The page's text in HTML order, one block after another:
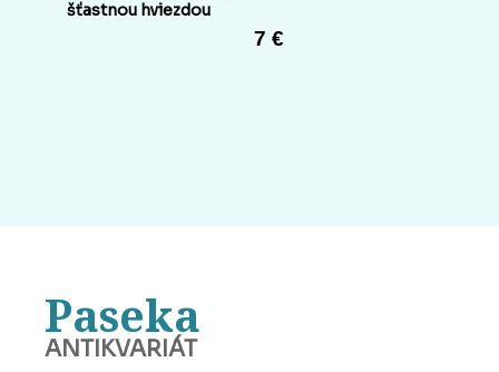
šťastnou hviezdou
7 €
Paseka
ANTIKVARIÁT